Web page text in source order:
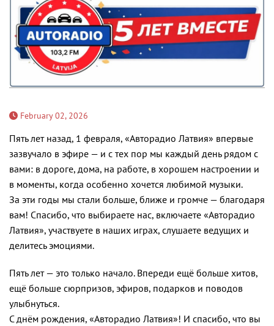
February 02, 2026
Пять лет назад, 1 февраля, «Авторадио Латвия» впервые
зазвучало в эфире — и с тех пор мы каждый день рядом с
вами: в дороге, дома, на работе, в хорошем настроении и
в моменты, когда особенно хочется любимой музыки.
За эти годы мы стали больше, ближе и громче — благодаря
вам! Спасибо, что выбираете нас, включаете «Авторадио
Латвия», участвуете в наших играх, слушаете ведущих и
делитесь эмоциями.
Пять лет — это только начало. Впереди ещё больше хитов,
ещё больше сюрпризов, эфиров, подарков и поводов
улыбнуться.
С днём рождения, «Авторадио Латвия»! И спасибо, что вы